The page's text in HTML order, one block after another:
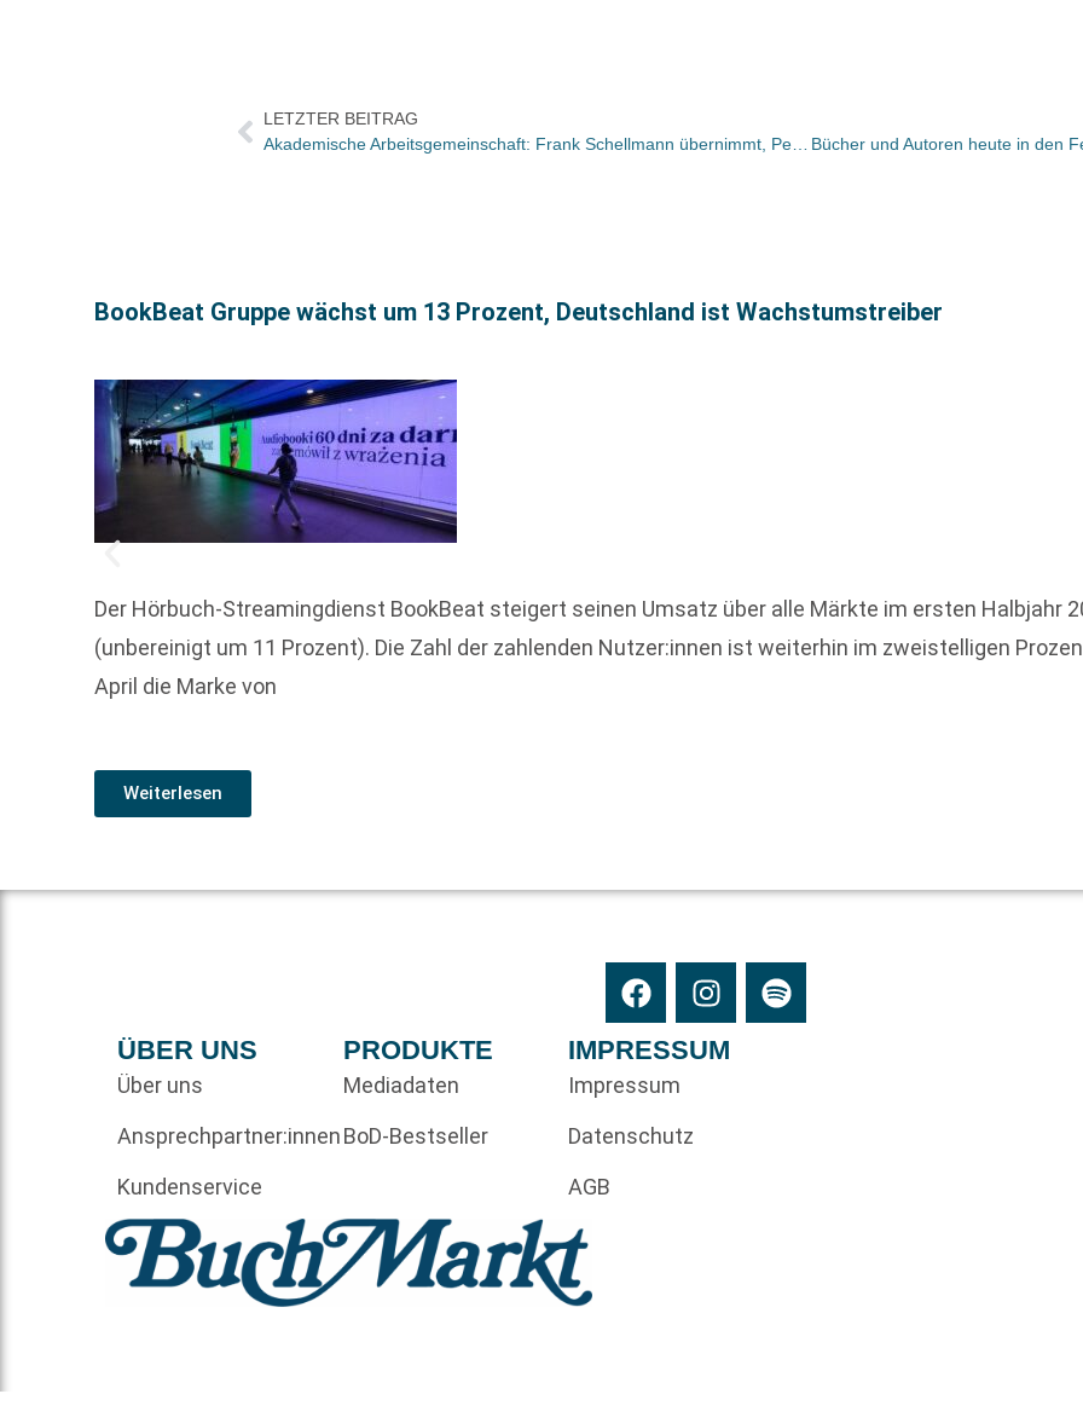
LETZTER BEITRAG
Akademische Arbeitsgemeinschaft: Frank Schellmann übernimmt, Peter Schmitz geht
BookBeat Gruppe wächst um 13 Prozent, Deutschland ist Wachstumstreiber
Der Hörbuch-Streamingdienst BookBeat steigert seinen Umsatz über alle Märkte im ersten Halbjahr
(unbereinigt um 11 Prozent). Die Zahl der zahlenden Nutzer:innen ist weiterhin im zweistelligen
April die Marke von
Weiterlesen
ÜBER UNS
Über uns
Ansprechpartner:innen
Kundenservice
PRODUKTE
Mediadaten
BoD-Bestseller
IMPRESSUM
Impressum
Datenschutz
AGB